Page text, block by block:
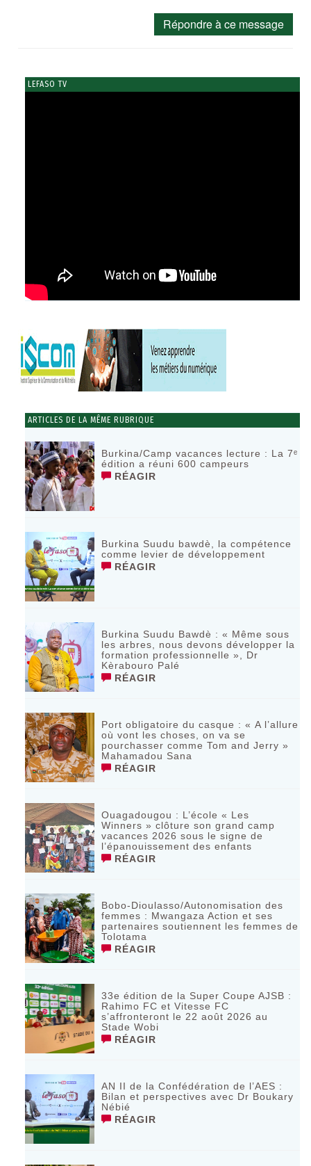
Répondre à ce message
LEFASO TV
ARTICLES DE LA MÊME RUBRIQUE
Burkina/Camp vacances lecture : La 7ᵉ
édition a réuni 600 campeurs
RÉAGIR
Burkina Suudu bawdè, la compétence
comme levier de développement
RÉAGIR
Burkina Suudu Bawdè : « Même sous
les arbres, nous devons développer la
formation professionnelle », Dr
Kèrabouro Palé
RÉAGIR
Port obligatoire du casque : « A l’allure
où vont les choses, on va se
pourchasser comme Tom and Jerry »
Mahamadou Sana
RÉAGIR
Ouagadougou : L’école « Les
Winners » clôture son grand camp
vacances 2026 sous le signe de
l’épanouissement des enfants
RÉAGIR
Bobo-Dioulasso/Autonomisation des
femmes : Mwangaza Action et ses
partenaires soutiennent les femmes de
Tolotama
RÉAGIR
33e édition de la Super Coupe AJSB :
Rahimo FC et Vitesse FC
s’affronteront le 22 août 2026 au
Stade Wobi
RÉAGIR
AN II de la Confédération de l’AES :
Bilan et perspectives avec Dr Boukary
Nébié
RÉAGIR